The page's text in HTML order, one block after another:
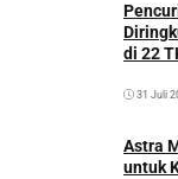
di 22
31 Juli
Astra
untuk